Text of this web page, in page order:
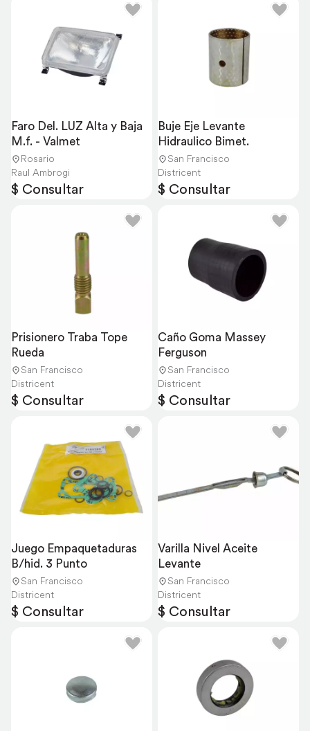
Faro Del. LUZ Alta y Baja
M.f. - Valmet
Rosario
Raul Ambrogi
$ Consultar
Buje Eje Levante
Hidraulico Bimet.
San Francisco
Districent
$ Consultar
Prisionero Traba Tope
Rueda
San Francisco
Districent
$ Consultar
Caño Goma Massey
Ferguson
San Francisco
Districent
$ Consultar
Juego Empaquetaduras
B/hid. 3 Punto
San Francisco
Districent
$ Consultar
Varilla Nivel Aceite
Levante
San Francisco
Districent
$ Consultar